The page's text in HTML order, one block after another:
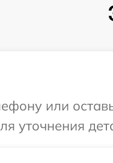
или
уточнения